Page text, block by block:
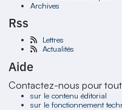
Archives
Rss
Lettres
Actualités
Aide
Contactez-nous pour
sur le contenu éditorial
sur le fonctionnement